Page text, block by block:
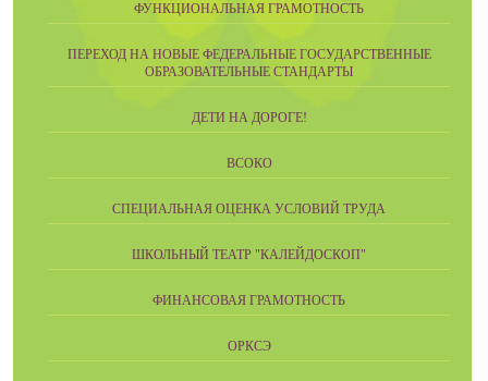
ФУНКЦИОНАЛЬНАЯ ГРАМОТНОСТЬ
ПЕРЕХОД НА НОВЫЕ ФЕДЕРАЛЬНЫЕ ГОСУДАРСТВЕННЫЕ
ОБРАЗОВАТЕЛЬНЫЕ СТАНДАРТЫ
ДЕТИ НА ДОРОГЕ!
ВСОКО
СПЕЦИАЛЬНАЯ ОЦЕНКА УСЛОВИЙ ТРУДА
ШКОЛЬНЫЙ ТЕАТР "КАЛЕЙДОСКОП"
ФИНАНСОВАЯ ГРАМОТНОСТЬ
ОРКСЭ